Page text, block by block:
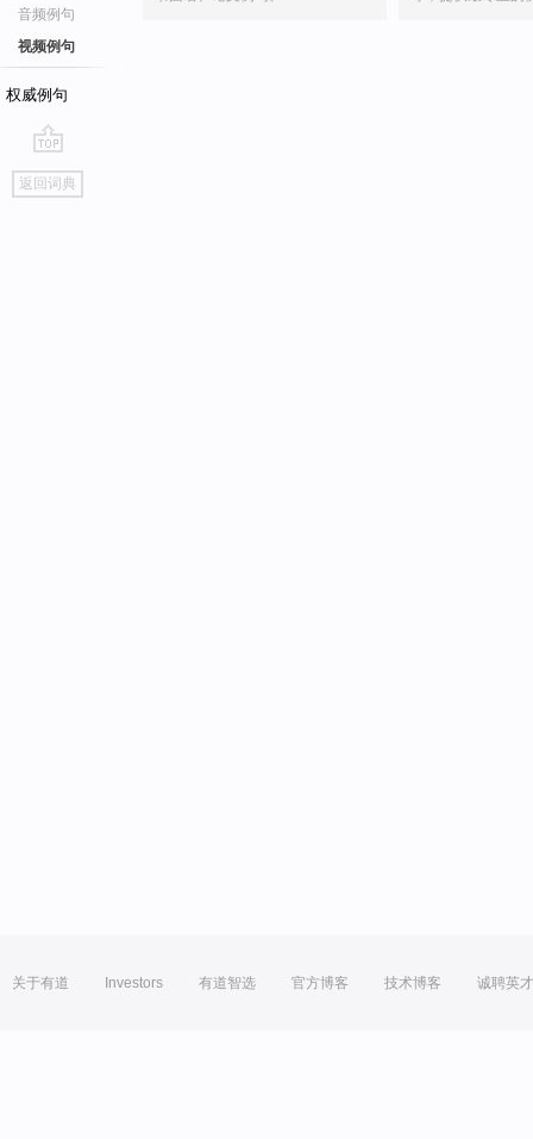
音频例句
视频例句
权威例句
go
top
返回词典
关于有道 Investors 有道智选 官方博客 技术博客 诚聘英才